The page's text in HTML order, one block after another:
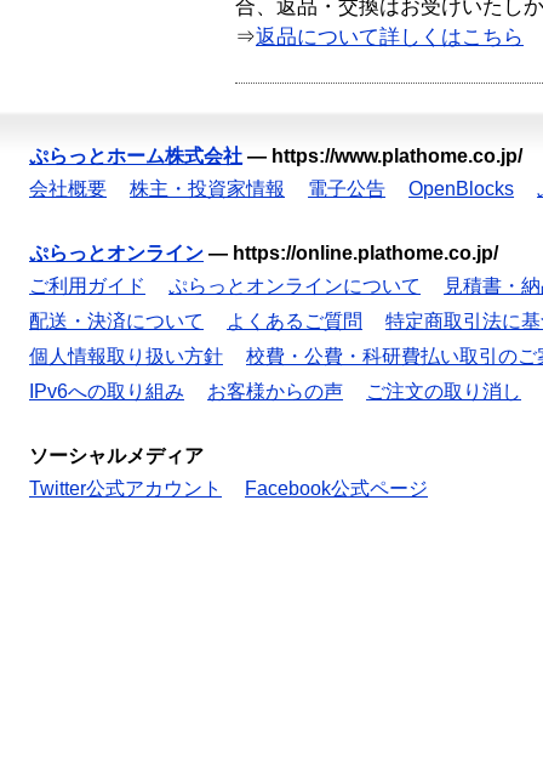
合、返品・交換はお受けいたし
⇒返品について詳しくはこちら
ぷらっとホーム株式会社 — https://www.plathome.co.jp/
会社概要
株主・投資家情報 電子公告 OpenBlocks
ぷらっとオンライン — https://online.plathome.co.jp/
ご利用ガイド
ぷらっとオンラインについて
見積書・
配送・決済について
よくあるご質問
特定商取引法に
個人情報取り扱い方針
校費・公費・科研費払い取引のご
IPv6への取り組み
お客様からの声 ご注文の取り消し
ソーシャルメディア
Twitter公式アカウント
Facebook公式ページ